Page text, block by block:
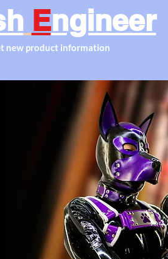
Engineer
new product information